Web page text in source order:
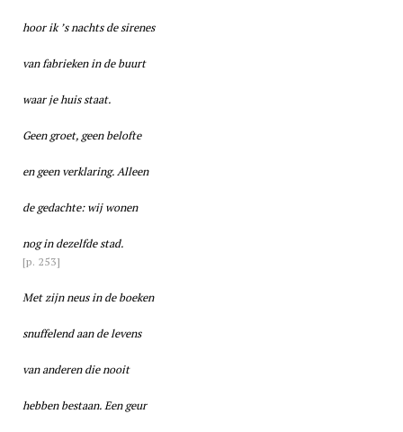
hoor ik ’s nachts de sirenes
van fabrieken in de buurt
waar je huis staat.
Geen groet, geen belofte
en geen verklaring. Alleen
de gedachte: wij wonen
nog in dezelfde stad.
[p. 253]
Met zijn neus in de boeken
snuffelend aan de levens
van anderen die nooit
hebben bestaan. Een geur